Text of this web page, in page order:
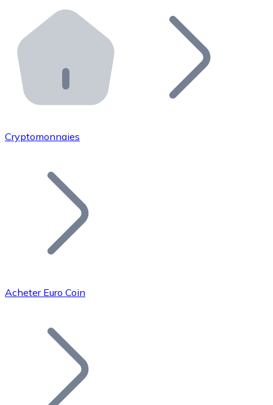
Distributeurs automatiques Bitnovo
Intégrez un ATM Bitnovo dans votre entreprise et
API Bitnovo
Intégrez notre API dans votre écosystème.
Rejoignez notre réseau de distributeurs et
Ajoutez le token de votre projet à notre service
Bitcoin
Cryptomonnaies
Acheter Euro Coin